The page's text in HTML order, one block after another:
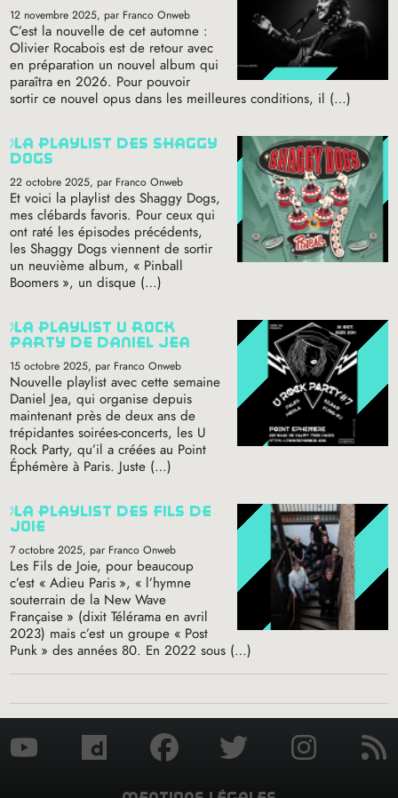
12 novembre 2025, par Franco Onweb
C’est la nouvelle de cet automne :
Olivier Rocabois est de retour avec
en préparation un nouvel album qui
paraîtra en 2026. Pour pouvoir
sortir ce nouvel opus dans les meilleures conditions, il (…)
la playlist des shaggy
dogs
22 octobre 2025, par Franco Onweb
Et voici la playlist des Shaggy Dogs,
mes clébards favoris. Pour ceux qui
ont raté les épisodes précédents,
les Shaggy Dogs viennent de sortir
un neuvième album, « Pinball
Boomers », un disque (…)
la playlist u rock
party de daniel jea
15 octobre 2025, par Franco Onweb
Nouvelle playlist avec cette semaine
Daniel Jea, qui organise depuis
maintenant près de deux ans de
trépidantes soirées-concerts, les U
Rock Party, qu’il a créées au Point
Éphémère à Paris. Juste (…)
la playlist des fils de
joie
7 octobre 2025, par Franco Onweb
Les Fils de Joie, pour beaucoup
c’est « Adieu Paris », « l’hymne
souterrain de la New Wave
Française » (dixit Télérama en avril
2023) mais c’est un groupe « Post
Punk » des années 80. En 2022 sous (…)